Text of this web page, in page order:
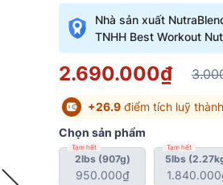
Nhà sản xuất
TNHH Best Workout
2.690.000₫
+26.9 điểm tích luỹ
Chọn sản phẩm
Tạm hết
2lbs (907g)
950.000₫
Tạm hết
5lbs